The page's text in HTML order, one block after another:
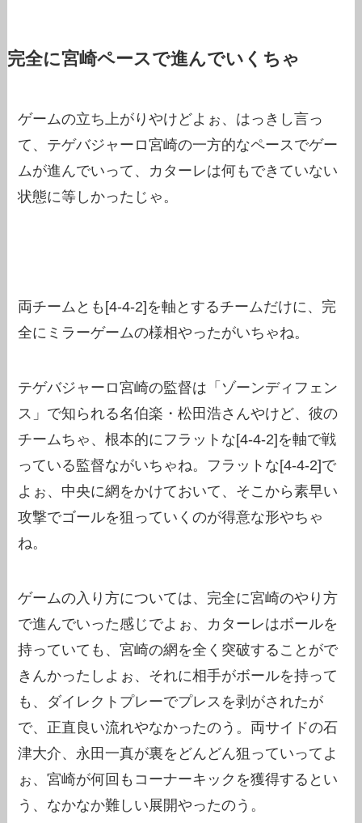
完全に宮崎ペースで進んでいくちゃ
ゲームの立ち上がりやけどよぉ、はっきし言っ
て、テゲバジャーロ宮崎の一方的なペースでゲー
ムが進んでいって、カターレは何もできていない
状態に等しかったじゃ。
両チームとも[4-4-2]を軸とするチームだけに、完
全にミラーゲームの様相やったがいちゃね。
テゲバジャーロ宮崎の監督は「ゾーンディフェン
ス」で知られる名伯楽・松田浩さんやけど、彼の
チームちゃ、根本的にフラットな[4-4-2]を軸で戦
っている監督ながいちゃね。フラットな[4-4-2]で
よぉ、中央に網をかけておいて、そこから素早い
攻撃でゴールを狙っていくのが得意な形やちゃ
ね。
ゲームの入り方については、完全に宮崎のやり方
で進んでいった感じでよぉ、カターレはボールを
持っていても、宮崎の網を全く突破することがで
きんかったしよぉ、それに相手がボールを持って
も、ダイレクトプレーでプレスを剥がされたが
で、正直良い流れやなかったのう。両サイドの石
津大介、永田一真が裏をどんどん狙っていってよ
ぉ、宮崎が何回もコーナーキックを獲得するとい
う、なかなか難しい展開やったのう。